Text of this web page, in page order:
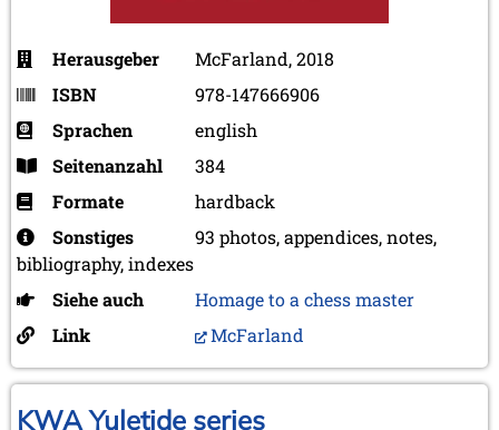
Herausgeber
McFarland, 2018
ISBN
978-147666906
Sprachen
english
Seitenanzahl
384
Formate
hardback
Sonstiges
93 photos, appendices, notes,
bibliography, indexes
Siehe auch
Homage to a chess master
Link
McFarland
KWA Yuletide series